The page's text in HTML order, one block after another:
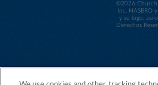
©2026 Church
Inc. HASBRO
y su logo, así
Derechos